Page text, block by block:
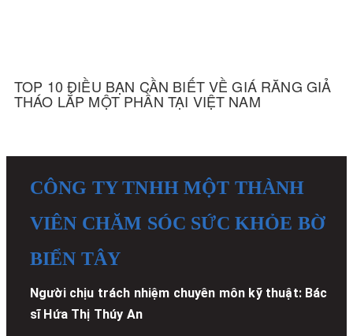
TOP 10 ĐIỀU BẠN CẦN BIẾT VỀ GIÁ RĂNG GIẢ
THÁO LẮP MỘT PHẦN TẠI VIỆT NAM
CÔNG TY TNHH MỘT THÀNH
VIÊN CHĂM SÓC SỨC KHỎE BỜ
BIỂN TÂY
Người chịu trách nhiệm chuyên môn kỹ thuật: Bác
sĩ Hứa Thị Thúy An